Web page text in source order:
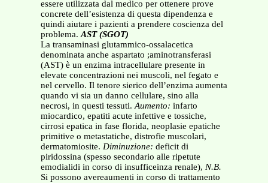
essere utilizzata dal medico per ottenere prove
concrete dell’esistenza di questa dipendenza e
quindi aiutare i pazienti a prendere coscienza del
problema.AST (SGOT)
La transaminasi glutammico-ossalacetica
denominata anche aspartato ;aminotransferasi
(AST) è un enzima intracellulare presente in
elevate concentrazioni nei muscoli, nel fegato e
nel cervello. Il tenore sierico dell’enzima aumenta
quando vi sia un danno cellulare, sino alla
necrosi, in questi tessuti.Aumento: infarto
miocardico, epatiti acute infettive e tossiche,
cirrosi epatica in fase florida, neoplasie epatiche
primitive o metastatiche, distrofie muscolari,
dermatomiosite. Diminuzione: deficit di
piridossina (spesso secondario alle ripetute
emodialidi in corso di insufficeinza renale), N.B.
Si possono avereaumenti in corso di trattamento